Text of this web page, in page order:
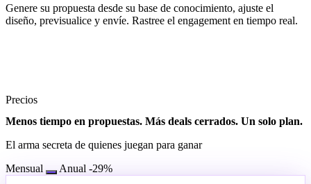
Genere su propuesta desde su base de conocimiento, ajuste el
diseño, previsualice y envíe. Rastree el engagement en tiempo real.
Precios
Menos tiempo en propuestas. Más deals cerrados. Un solo plan.
El arma secreta de quienes juegan para ganar
Mensual
Anual -29%